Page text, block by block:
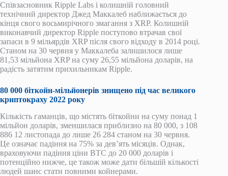
Співзасновник Ripple Labs і колишній головний
технічний директор Джед Маккалеб наближається до
кінця свого восьмирічного змагання з XRP. Колишній
виконавчий директор Ripple поступово втрачав свої
запаси в 9 мільярдів XRP після свого відходу в 2014 році.
Станом на 30 червня у Маккалеба залишилося лише
81,53 мільйона XRP на суму 26,55 мільйона доларів, на
радість затятим прихильникам Ripple.
80 000 біткойн-мільйонерів знищено під час великого
криптокраху 2022 року
Кількість гаманців, що містять біткойни на суму понад 1
мільйон доларів, зменшилася приблизно на 80 000, з 108
886 12 листопада до лише 26 284 станом на 30 червня.
Це означає падіння на 75% за дев’ять місяців. Однак,
враховуючи падіння ціни BTC до 20 000 доларів і
потенційно нижче, це також може дати більшій кількості
людей шанс стати повними койнерами.